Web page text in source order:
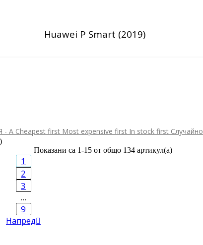
Huawei P Smart (2019)
- А Cheapest first Most expensive first In stock first Случайно
Показани са 1-15 от общо 134 артикул(а)
1
2
3
…
9
Напред